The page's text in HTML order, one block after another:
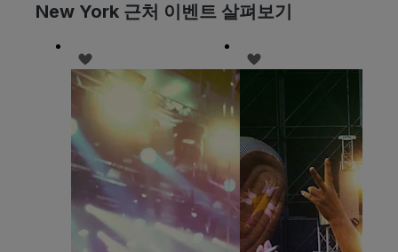
New York 근처 이벤트 살펴보기